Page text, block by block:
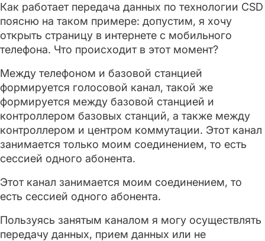
Как работает передача данных по технологии CSD
поясню на таком примере: допустим, я хочу
открыть страницу в интернете с мобильного
телефона. Что происходит в этот момент?
Между телефоном и базовой станцией
формируется голосовой канал, такой же
формируется между базовой станцией и
контроллером базовых станций, а также между
контроллером и центром коммутации. Этот канал
занимается только моим соединением, то есть
сессией одного абонента.
Этот канал занимается моим соединением, то
есть сессией одного абонента.
Пользуясь занятым каналом я могу осуществлять
передачу данных, прием данных или не